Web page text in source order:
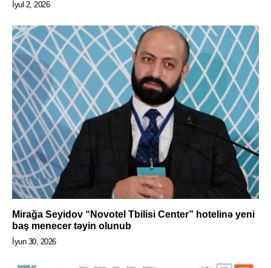
İyul 2, 2026
Mirağa Seyidov “Novotel Tbilisi Center” hotelinə yeni
baş menecer təyin olunub
İyun 30, 2026